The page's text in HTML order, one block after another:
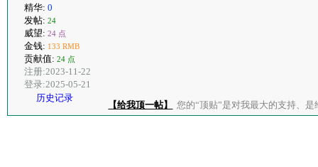
精华: 0
发帖: 24
威望: 24 点
金钱: 133 RMB
贡献值: 24 点
注册:2023-11-22
登录:2025-05-21
历史记录
【给我顶一帖】 您的“顶贴”是对我最大的支持、